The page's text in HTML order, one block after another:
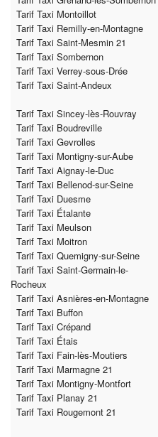
Tarif Taxi Montoillot
Tarif Taxi Remilly-en-Montagne
Tarif Taxi Saint-Mesmin 21
Tarif Taxi Sombernon
Tarif Taxi Verrey-sous-Drée
Tarif Taxi Saint-Andeux
Tarif Taxi Sincey-lès-Rouvray
Tarif Taxi Boudreville
Tarif Taxi Gevrolles
Tarif Taxi Montigny-sur-Aube
Tarif Taxi Aignay-le-Duc
Tarif Taxi Bellenod-sur-Seine
Tarif Taxi Duesme
Tarif Taxi Étalante
Tarif Taxi Meulson
Tarif Taxi Moitron
Tarif Taxi Quemigny-sur-Seine
Tarif Taxi Saint-Germain-le-
Rocheux
Tarif Taxi Asnières-en-Montagne
Tarif Taxi Buffon
Tarif Taxi Crépand
Tarif Taxi Étais
Tarif Taxi Fain-lès-Moutiers
Tarif Taxi Marmagne 21
Tarif Taxi Montigny-Montfort
Tarif Taxi Planay 21
Tarif Taxi Rougemont 21